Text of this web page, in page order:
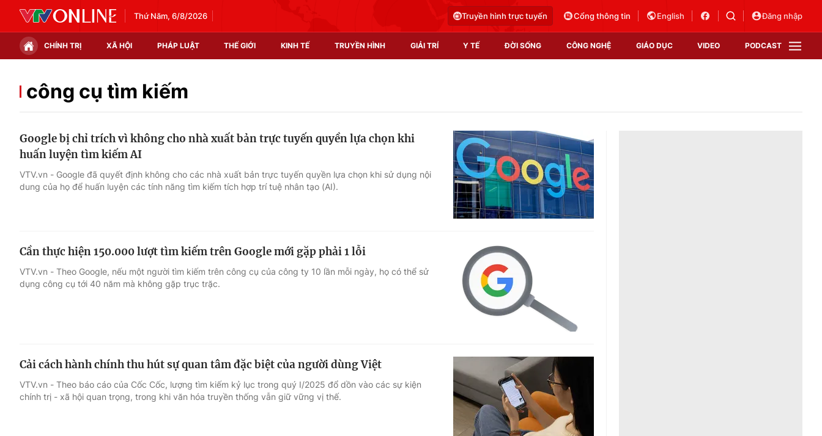
Thứ Năm, 6/8/2026 Truyền hình trực tuyến Cổng thông tin English Đăng nhập
CHÍNH TRỊ XÃ HỘI PHÁP LUẬT THẾ GIỚI KINH TẾ TRUYỀN HÌNH GIẢI TRÍ Y TẾ ĐỜI SỐNG CÔNG NGHỆ GIÁO DỤC VIDEO PODCAST
Chính trị Xã hội
Tin tức
Thế giới đó đây
Câu chuyện quốc tế
Thị trường
Góc doanh nghiệp
Hậu trường
Giải sao mai
Video
Shorts video
Podcast
EMagazine
Infographic
Góc ảnh
Điện ảnh
Âm nhạc
Sao
Làm đẹp
Chất lượng cuộc sống
Tuyển sinh
Học trực tuyến
Hitech Công nghệ tương lai
Sản phẩm
Thị trường
Tư vấn
VTV Sức khoẻ
công cụ tìm kiếm
Google bị chỉ trích vì không cho nhà xuất bản trực tuyến quyền lựa chọn khi
huấn luyện tìm kiếm AI
VTV.vn - Google đã quyết định không cho các nhà xuất bản trực tuyến quyền lựa chọn khi sử dụng nội
dung của họ để huấn luyện các tính năng tìm kiếm tích hợp trí tuệ nhân tạo (AI).
Cần thực hiện 150.000 lượt tìm kiếm trên Google mới gặp phải 1 lỗi
VTV.vn - Theo Google, nếu một người tìm kiếm trên công cụ của công ty 10 lần mỗi ngày, họ có thể sử
dụng công cụ tới 40 năm mà không gặp trục trặc.
Cải cách hành chính thu hút sự quan tâm đặc biệt của người dùng Việt
VTV.vn - Theo báo cáo của Cốc Cốc, lượng tìm kiếm kỷ lục trong quý I/2025 đổ dồn vào các sự kiện
chính trị - xã hội quan trọng, trong khi văn hóa truyền thống vẫn giữ vững vị thế.